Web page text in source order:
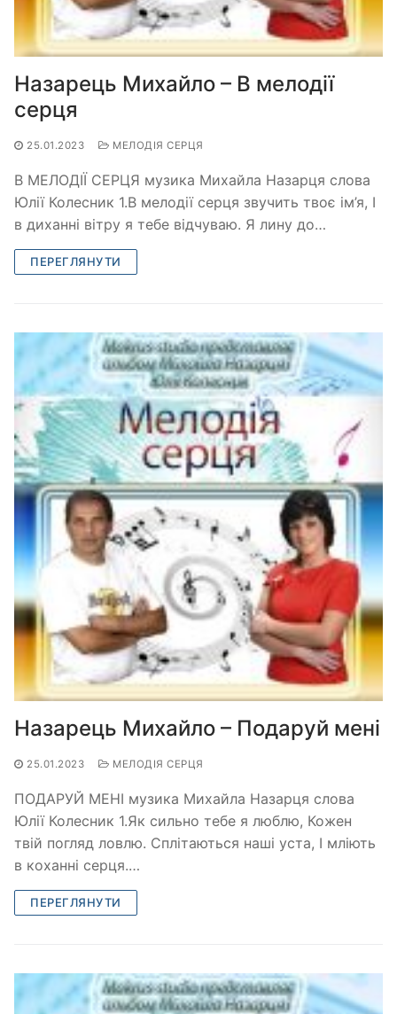
Назарець Михайло – В мелодії
серця
25.01.2023 МЕЛОДІЯ СЕРЦЯ
В МЕЛОДІЇ СЕРЦЯ музика Михайла Назарця слова
Юлії Колесник 1.В мелодії серця звучить твоє ім’я, І
в диханні вітру я тебе відчуваю. Я лину до…
ПЕРЕГЛЯНУТИ
Назарець Михайло – Подаруй мені
25.01.2023 МЕЛОДІЯ СЕРЦЯ
ПОДАРУЙ МЕНІ музика Михайла Назарця слова
Юлії Колесник 1.Як сильно тебе я люблю, Кожен
твій погляд ловлю. Сплітаються наші уста, І мліють
в коханні серця.…
ПЕРЕГЛЯНУТИ